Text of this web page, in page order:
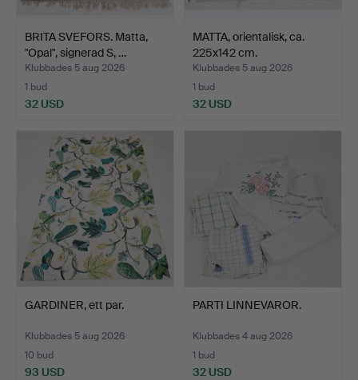
BRITA SVEFORS. Matta,
"Opal", signerad S, …
Klubbades 5 aug 2026
1 bud
32 USD
MATTA, orientalisk, ca.
225x142 cm.
Klubbades 5 aug 2026
1 bud
32 USD
GARDINER, ett par.
Klubbades 5 aug 2026
10 bud
93 USD
PARTI LINNEVAROR.
Klubbades 4 aug 2026
1 bud
32 USD